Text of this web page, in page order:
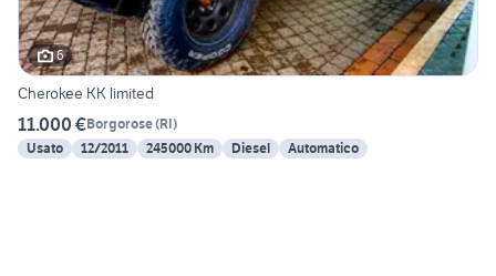
6
Cherokee KK limited
11.000 €Borgorose(RI)
Usato
12/2011 245000 Km Diesel Automatico